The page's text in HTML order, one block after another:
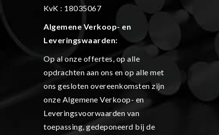
KvK : 18035067
Algemene Verkoop- en
Leveringswaarden:
Op al onze offertes, op alle
opdrachten aan ons en op alle met
ons gesloten overeenkomsten zijn
onze Algemene Verkoop- en
Leveringsvoorwaarden van
toepassing, gedeponeerd bij de